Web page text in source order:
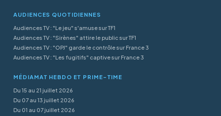
AUDIENCES QUOTIDIENNES
Audiences TV : "Le jeu" s'amuse sur TF1
Audiences TV : "Sirènes" attire le public sur TF1
Audiences TV : "OPJ" garde le contrôle sur France 3
Audiences TV : "Les fugitifs" captive sur France 3
MÉDIAMAT HEBDO ET PRIME-TIME
Du 15 au 21 juillet 2026
Du 07 au 13 juillet 2026
Du 01 au 07 juillet 2026